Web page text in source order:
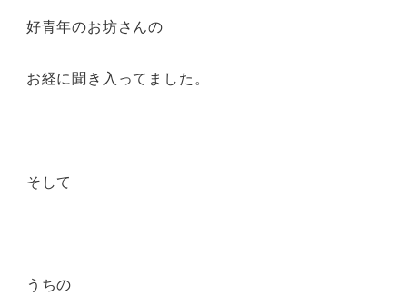
好青年のお坊さんの
お経に聞き入ってました。
そして
うちの